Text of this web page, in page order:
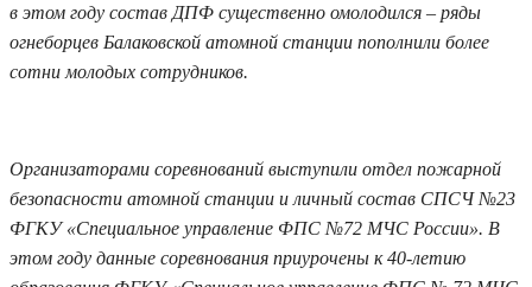
в этом году состав ДПФ существенно омолодился – ряды
огнеборцев Балаковской атомной станции пополнили более
сотни молодых сотрудников.
Организаторами соревнований выступили отдел пожарной
безопасности атомной станции и личный состав СПСЧ №23
ФГКУ «Специальное управление ФПС №72 МЧС России». В
этом году данные соревнования приурочены к 40-летию